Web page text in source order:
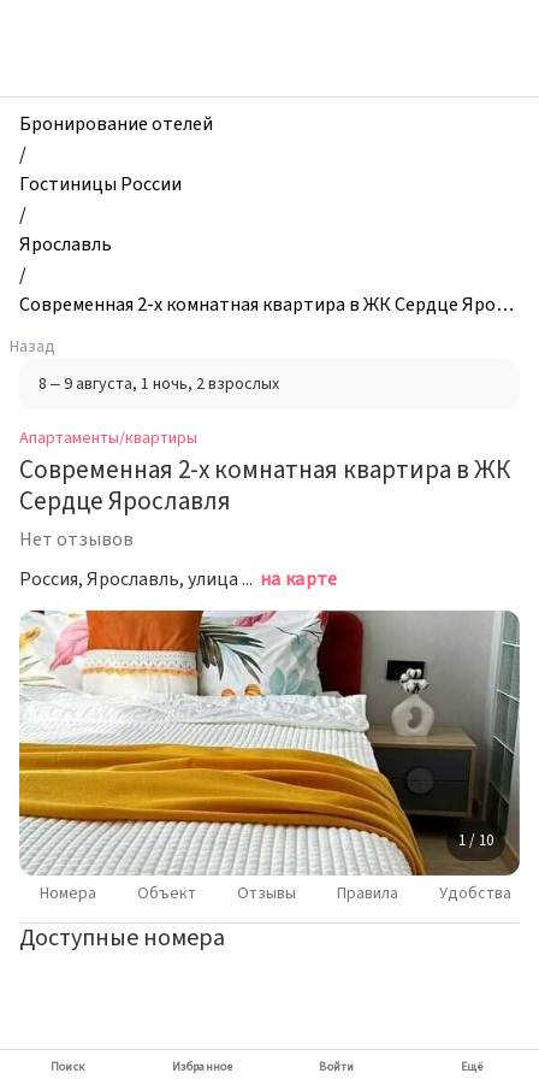
и
квартиры,
Совpeменная
2-
кoмнатная
квартиpа
в
ЖК
Сердце
Ярославля,
Ярославль,
Россия
Бронирование отелей
/
Гостиницы России
/
Ярославль
/
Совpeменная 2-х кoмнатная квартиpа в ЖК Сердце Яросл
Назад
8 – 9 августа, 1 ночь, 2 взрослых
Апартаменты/квартиры
Совpeменная 2-х кoмнатная квартиpа в ЖК
Сердце Ярославля
Нет отзывов
Россия, Ярославль, улица Городской Вал, 15к2 на карте
1 / 10
Номера Объект Отзывы Правила Удобства
Доступные номера
Поиск Избранное Войти Ещё